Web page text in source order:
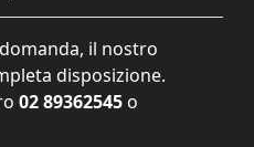
il nostro
disposizione.
02 89362545 o